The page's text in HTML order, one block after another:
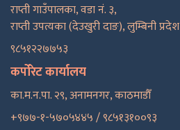
राप्ती गाउँपालका, वडा नं. ३,
राप्ती उपत्यका (देउखुरी दाङ), लुम्बिनी प्रदेश
९८५१२२७७५३
कर्पोरेट कार्यालय
का.म.न.पा. २९, अनामनगर, काठमाडाैँ
+९७७-१-५७०५४४५ / ९८५१३१००९३